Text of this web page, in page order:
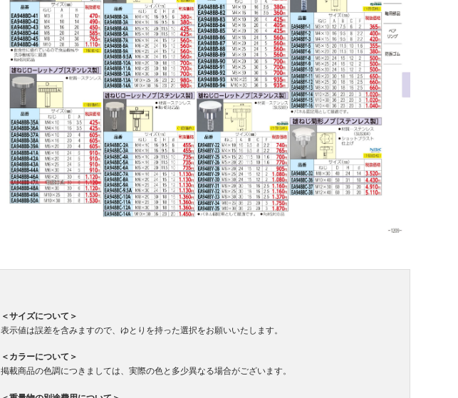
＜サイズについて＞
表示値は誤差を含みますので、ゆとりを持った選択をお願いいたします。
＜カラーについて＞
掲載商品の色調につきましては、実際の色と多少異なる場合がございます。